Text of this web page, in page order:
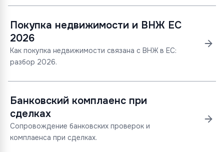
Покупка недвижимости и ВНЖ ЕС
2026
Как покупка недвижимости связана с ВНЖ в ЕС:
разбор 2026.
Банковский комплаенс при
сделках
Сопровождение банковских проверок и
комплаенса при сделках.